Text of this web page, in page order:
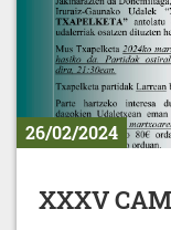
26/02/2024
XXXV